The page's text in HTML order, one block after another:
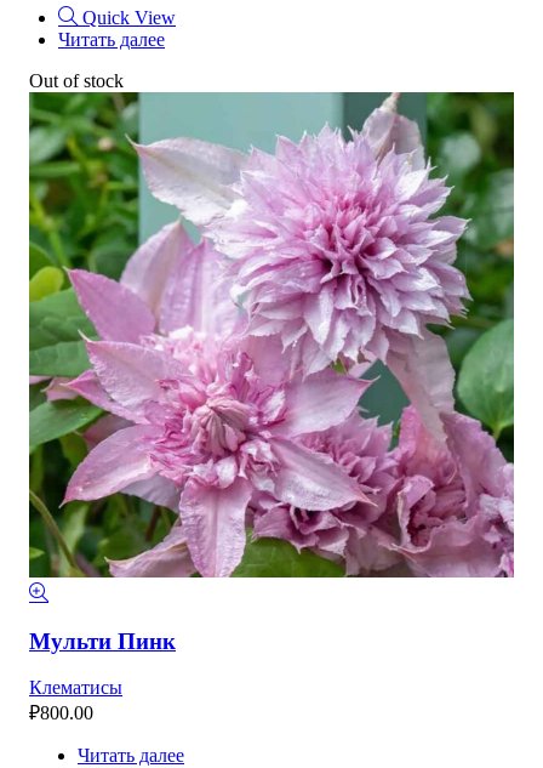
Quick View
Читать далее
Out of stock
Мульти Пинк
Клематисы
₽800.00
Читать далее